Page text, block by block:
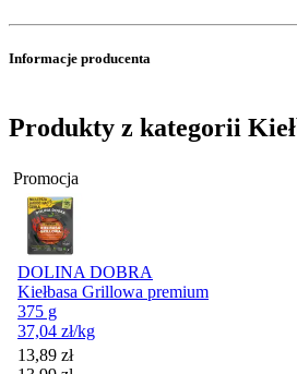
Informacje producenta
Produkty z kategorii
Promocja
DOLINA DOBRA
Kiełbasa Grillowa premium
375 g
37,04 zł/kg
Cena promocyjna
13,89 zł